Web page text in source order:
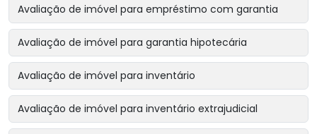
Avaliação de imóvel para empréstimo com garantia
Avaliação de imóvel para garantia hipotecária
Avaliação de imóvel para inventário
Avaliação de imóvel para inventário extrajudicial